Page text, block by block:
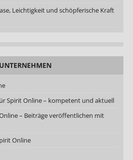
Leichtigkeit und schöpferische Kraft
UNTERNEHMEN
Spirit Online – kompetent und aktuell
– Beiträge veröffentlichen mit
Online